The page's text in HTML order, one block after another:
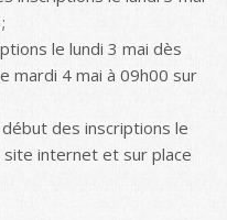
le lundi 3 mai dès
mardi 4 mai à 09h00 sur
des inscriptions le
internet et sur place